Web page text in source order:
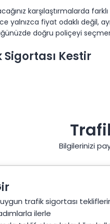
karşılaştırmalarda
yalnızca fiyat odaklı değil,
doğru poliçeyi
Sigortası Kestir
arayışı günümüzde
güvence sağlayan
artık onlarca farklı
ciddi seviyede düşürmeniz
seçeneklerini
seçenekleri ve hızlı hasar
Teklifi Al
Bilgilerinizi
trafik sigortası
ilerle